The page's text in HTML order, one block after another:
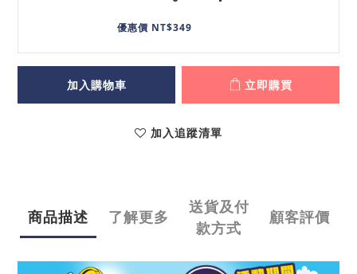
優惠價 NT$349
加入購物車 立即購買
加入追蹤清單
商品描述 了解更多
送貨及付
款方式
顧客評價